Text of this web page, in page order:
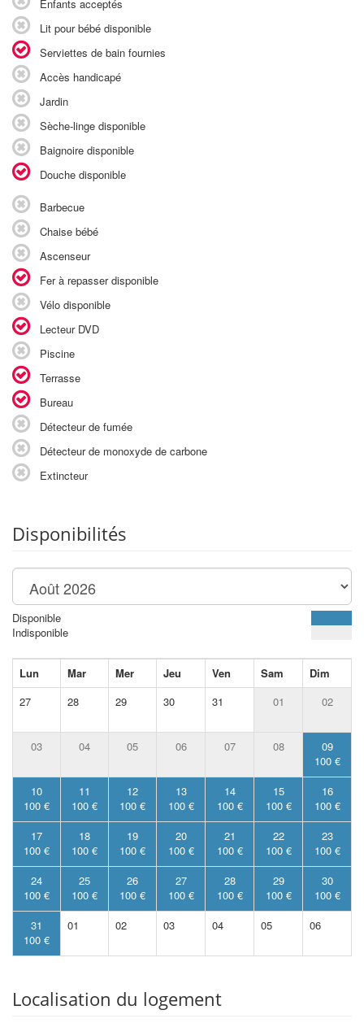
Enfants acceptés
Lit pour bébé disponible
Serviettes de bain fournies
Accès handicapé
Jardin
Sèche-linge disponible
Baignoire disponible
Douche disponible
Barbecue
Chaise bébé
Ascenseur
Fer à repasser disponible
Vélo disponible
Lecteur DVD
Piscine
Terrasse
Bureau
Détecteur de fumée
Détecteur de monoxyde de carbone
Extincteur
Disponibilités
Disponible
Indisponible
Lun Mar Mer Jeu Ven Sam
Dim
27
28 29 30 31 01 02
03 04 05 06 07 08
09
100 €
10
100 €
11
100 €
12
100 €
13
100 €
14
100 €
15
100 €
16
100 €
17
100 €
18
100 €
19
100 €
20
100 €
21
100 €
22
100 €
23
100 €
24
100 €
25
100 €
26
100 €
27
100 €
28
100 €
29
100 €
30
100 €
31
100 €
01 02 03 04 05 06
Localisation du logement